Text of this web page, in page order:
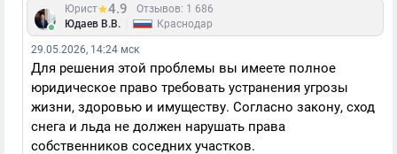
Юрист 4.9
Отзывов: 1 686
Юдаев В.В.
Краснодар
29.05.2026, 14:24 мск
Для решения этой проблемы вы имеете полное
юридическое право требовать устранения угрозы
жизни, здоровью и имуществу. Согласно закону, сход
снега и льда не должен нарушать права
собственников соседних участков.